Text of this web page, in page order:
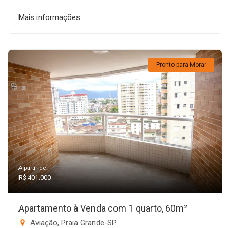
Mais informações
Pronto para Morar
A partir de:
R$ 401.000
Apartamento à Venda com 1 quarto, 60m²
Aviação, Praia Grande-SP